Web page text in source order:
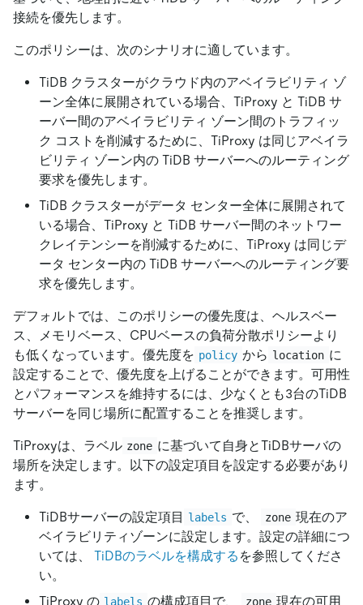
接続を優先します。
このポリシーは、次のシナリオに適しています。
TiDB クラスターがクラウド内のアベイラビリティ ゾ
ーン全体に展開されている場合、TiProxy と TiDB サ
ーバー間のアベイラビリティ ゾーン間のトラフィッ
ク コストを削減するために、TiProxy は同じアベイラ
ビリティ ゾーン内の TiDB サーバーへのルーティング
要求を優先します。
TiDB クラスターがデータ センター全体に展開されて
いる場合、TiProxy と TiDB サーバー間のネットワー
クレイテンシーを削減するために、TiProxy は同じデ
ータ センター内の TiDB サーバーへのルーティング要
求を優先します。
デフォルトでは、このポリシーの優先度は、ヘルスベー
ス、メモリベース、CPUベースの負荷分散ポリシーより
も低くなっています。優先度を policy から location に
設定することで、優先度を上げることができます。可用性
とパフォーマンスを維持するには、少なくとも3台のTiDB
サーバーを同じ場所に配置することを推奨します。
TiProxyは、ラベル zone に基づいて自身とTiDBサーバの
場所を決定します。以下の設定項目を設定する必要があり
ます。
TiDBサーバーの設定項目 labels で、 zone 現在のア
ベイラビリティゾーンに設定します。設定の詳細につ
いては、 TiDBのラベルを構成する を参照してくださ
い。
TiProxy の labels の構成項目で、 zone 現在の可用